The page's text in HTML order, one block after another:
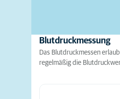
Blutdruckmessung
Das Blutdruckmessen
regelmäßig die